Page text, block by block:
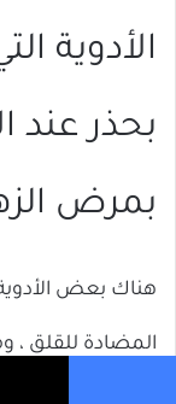
الأدوية
بحذر
بمرض
هناك بعض
المضادة للقلق ،